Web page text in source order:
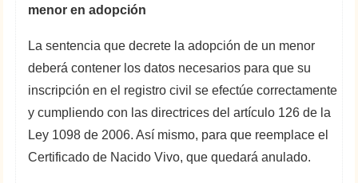
menor en adopción
La sentencia que decrete la adopción de un menor
deberá contener los datos necesarios para que su
inscripción en el registro civil se efectúe correctamente
y cumpliendo con las directrices del artículo 126 de la
Ley 1098 de 2006. Así mismo, para que reemplace el
Certificado de Nacido Vivo, que quedará anulado.